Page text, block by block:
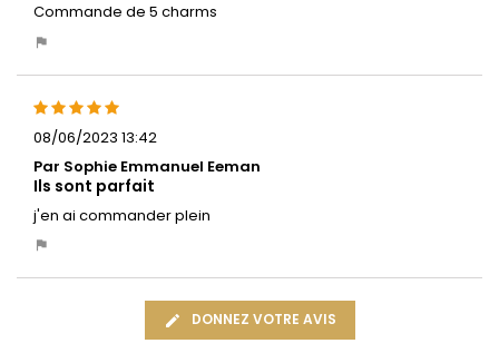
Commande de 5 charms
08/06/2023 13:42
Par Sophie Emmanuel Eeman
Ils sont parfait
j'en ai commander plein
DONNEZ VOTRE AVIS